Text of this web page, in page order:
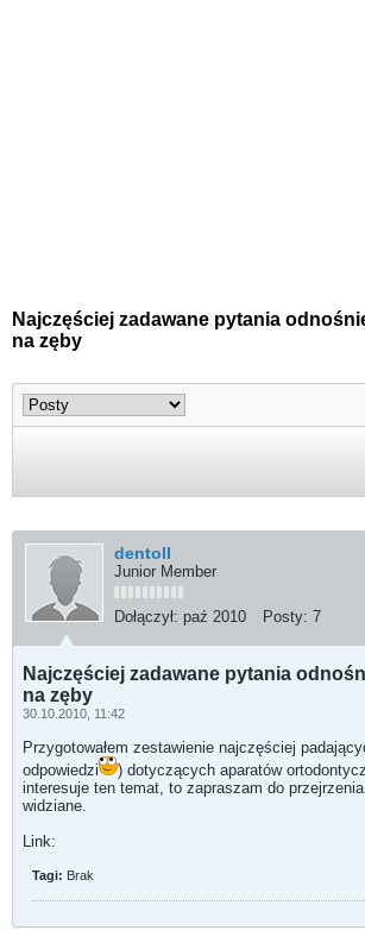
Najczęściej zadawane pytania
na zęby
dentoll
Junior Member
Dołączył: paź 2010 Posty: 7
Najczęściej zadawane pytania
na zęby
30.10.2010, 11:42
Przygotowałem zestawienie najczęściej
odpowiedzi
) dotyczących aparatów
interesuje ten temat, to zapraszam do
widziane.
Link:
Tagi: Brak